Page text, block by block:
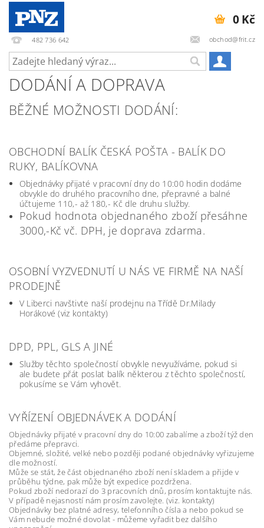
482 736 642 obchod@frit.cz
0 Kč
DODÁNÍ A DOPRAVA
BĚŽNÉ MOŽNOSTI DODÁNÍ:
OBCHODNÍ BALÍK ČESKÁ POŠTA - BALÍK DO
RUKY, BALÍKOVNA
Objednávky přijaté v pracovní dny do 10:00 hodin dodáme
obvykle do druhého pracovního dne, přepravné a balné
účtujeme 110,- až 180,- Kč dle druhu služby.
Pokud hodnota objednaného zboží přesáhne
3000,-Kč vč. DPH, je doprava zdarma.
OSOBNÍ VYZVEDNUTÍ U NÁS VE FIRMĚ NA NAŠÍ
PRODEJNĚ
V Liberci navštivte naší prodejnu na Třídě Dr.Milady
Horákové (viz kontakty)
DPD, PPL, GLS A JINÉ
Služby těchto společností obvykle nevyužíváme, pokud si
ale budete přát poslat balík některou z těchto společností,
pokusíme se Vám vyhovět.
VYŘÍZENÍ OBJEDNÁVEK A DODÁNÍ
Objednávky přijaté v pracovní dny do 10:00 zabalíme a zboží týž den
předáme přepravci.
Objemné, složité, velké nebo později podané objednávky vyřizujeme
dle možností.
Může se stát, že část objednaného zboží není skladem a přijde v
průběhu týdne, pak může být expedice pozdržena.
Pokud zboží nedorazí do 3 pracovních dnů, prosím kontaktujte nás.
V případě nejasností nám prosím zavolejte. (viz. kontakty)
Objednávky bez platné adresy, telefonního čísla a nebo pokud se
Vám nebude možné dovolat - můžeme vyřadit bez dalšího